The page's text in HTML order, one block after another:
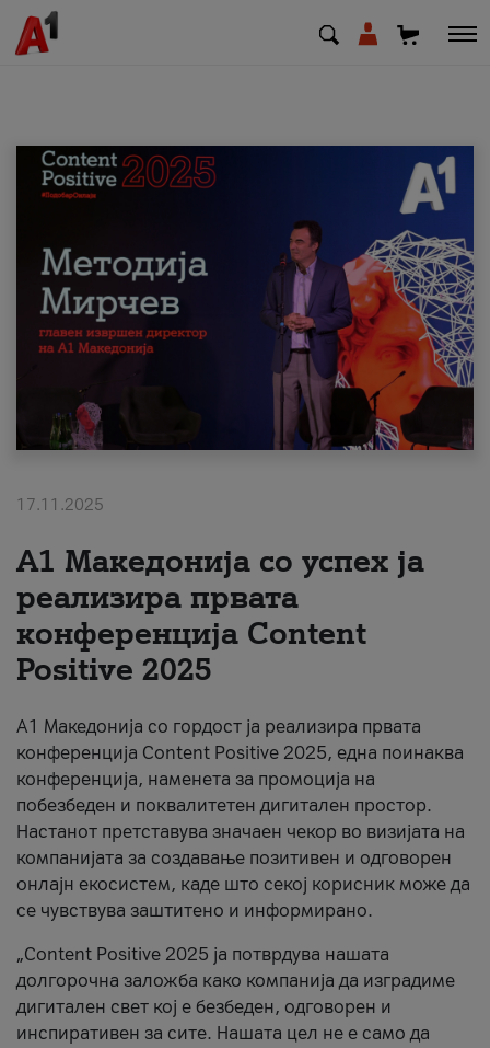
МК EN
Приватни Деловни
Поддршка
Надополни кредит
#ПодобарОнлајн
17.11.2025
А1 Македонија со успех ја
реализира првата
конференција Content
Positive 2025
А1 Македонија со гордост ја реализира првата
конференција Content Positive 2025, една поинаква
конференција, наменета за промоција на
побезбеден и поквалитетен дигитален простор.
Настанот претставува значаен чекор во визијата на
компанијата за создавање позитивен и одговорен
онлајн екосистем, каде што секој корисник може да
се чувствува заштитено и информирано.
„Content Positive 2025 ја потврдува нашата
долгорочна заложба како компанија да изградиме
дигитален свет кој е безбеден, одговорен и
инспиративен за сите. Нашата цел не е само да